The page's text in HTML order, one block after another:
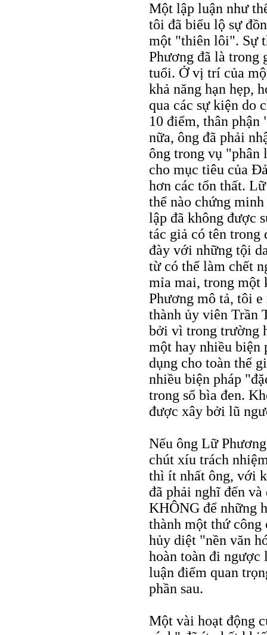
Một lập luận như
tôi đã biểu lộ sự
một "thiên lôi". Sự
Phương đã là trong
tuổi. Ở vị trí của
khả năng hạn hẹp,
qua các sự kiện do
10 điểm, thân
nữa, ông đã phải
ông trong vụ "phân
cho mục tiêu của
hơn các tổn thất.
thể nào chứng
lập đã không được
tác giả có tên trong
đày với những tội
từ có thể làm chết
mỉa mai, trong một
Phương mô tả, tôi
thành ủy viên Trần
bởi vì trong trường
một hay nhiều biện
dụng cho toàn thể
nhiều biện pháp
trong sổ bìa đen.
được xây bởi lũ
Nếu ông Lữ
chút xíu trách
thì ít nhất ông, với
đã phải nghĩ đến
KHÔNG để những
thành một thứ
hủy diệt "nền văn
hoàn toàn đi
luận điểm quan
phần sau.
Một vài hoạt động